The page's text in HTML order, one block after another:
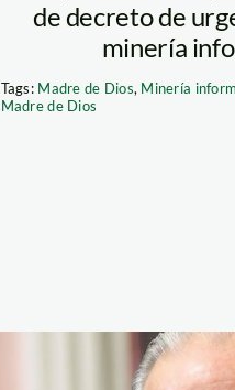
de decreto de
minería
Tags: Madre de Dios, Minería
Madre de Dios